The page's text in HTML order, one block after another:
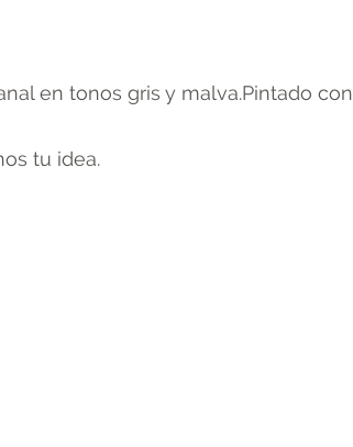
en tonos gris y malva.Pintado con
tu idea.